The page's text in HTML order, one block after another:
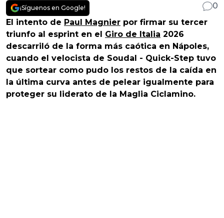
¡Síguenos en Google!
0
El intento de Paul Magnier por firmar su tercer
triunfo al esprint en el Giro de Italia 2026
descarriló de la forma más caótica en Nápoles,
cuando el velocista de Soudal - Quick-Step tuvo
que sortear como pudo los restos de la caída en
la última curva antes de pelear igualmente para
proteger su liderato de la Maglia Ciclamino.